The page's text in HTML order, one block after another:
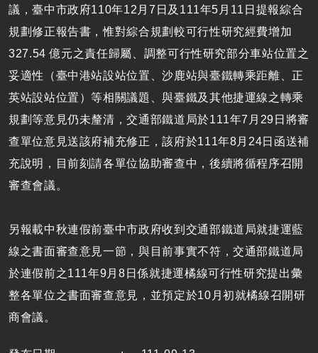
議，臺中市政府110年12月7日及111年5月11日提報綜合
規劃修正報告書，惟對綜合規劃較可行性研究經費增加
327.54 億元之責任歸屬、調整可行性研究部分車站位置之
妥適性（臺中港站設站位置、沙鹿站與臺鐵轉乘距離、正
英站設站位置）等相關議題、與臺鐵及其他捷運線之轉乘
規劃等意見仍未釐清，交通部鐵道局於111年7月29日將審
查單位意見送該府補充修正，該府於111年8月24日函送補
充說明，目前刻請各單位協助審查中，後續將循程序召開
審查會議。
另報載中秋連假前臺中市政府收到交通部鐵道局就捷運藍
線之書面審查意見一節，與目前事實不符，交通部鐵道局
於連假前之111年9月8日係就捷運橘線可行性研究提出彙
整各單位之書面審查意見，並預定於10月初就橘線召開研
商會議。